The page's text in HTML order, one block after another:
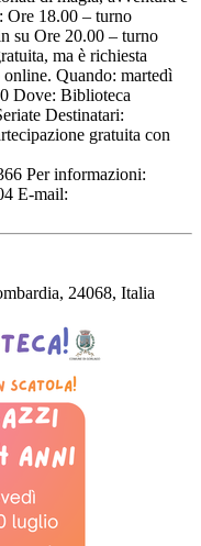
Ore 18.00 – turno
su Ore 20.00 – turno
ma è richiesta
Quando: martedì
Dove: Biblioteca
Destinatari:
gratuita con
Per informazioni:
E-mail:
24068, Italia